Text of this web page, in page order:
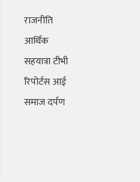
राजनीति
आर्थिक
सहयात्रा टीभी
रिपोर्टस आई
समाज दर्पण